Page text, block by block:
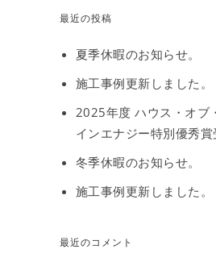
最近の投稿
夏季休暇のお知らせ。
施工事例更新しました。
2025年度 ハウス・オブ
インエナジー特別優秀
冬季休暇のお知らせ。
施工事例更新しました。
最近のコメント